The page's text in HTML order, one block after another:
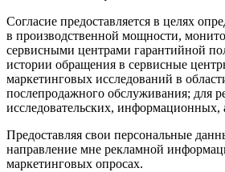
Согласие предоставляется в целях
в производственной мощности,
сервисными центрами гарантийной
истории обращения в сервисные
маркетинговых исследований в
послепродажного обслуживания; для
исследовательских, информационных,
Предоставляя свои персональные
направление мне рекламной
маркетинговых опросах.